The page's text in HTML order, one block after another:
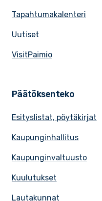
Tapahtumakalenteri
Uutiset
VisitPaimio
Päätöksenteko
Esityslistat, pöytäkirjat
Kaupunginhallitus
Kaupunginvaltuusto
Kuulutukset
Lautakunnat